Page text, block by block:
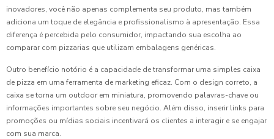
inovadores, você não apenas complementa seu produto, mas também
adiciona um toque de elegância e profissionalismo à apresentação. Essa
diferença é percebida pelo consumidor, impactando sua escolha ao
comparar com pizzarias que utilizam embalagens genéricas.
Outro benefício notório é a capacidade de transformar uma simples caixa
de pizza em uma ferramenta de marketing eficaz. Com o design correto, a
caixa se torna um outdoor em miniatura, promovendo palavras-chave ou
informações importantes sobre seu negócio. Além disso, inserir links para
promoções ou mídias sociais incentivará os clientes a interagir e se engajar
com sua marca.